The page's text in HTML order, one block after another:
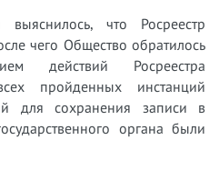
что Росреестр
чего Общество обратилось
действий Росреестра
пройденных инстанций
для сохранения записи в
органа были